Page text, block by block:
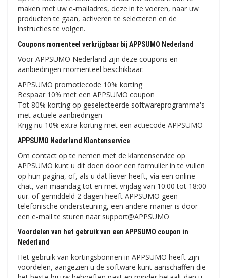
maken met uw e-mailadres, deze in te voeren, naar uw
producten te gaan, activeren te selecteren en de
instructies te volgen.
Coupons momenteel verkrijgbaar bij APPSUMO Nederland
Voor APPSUMO Nederland zijn deze coupons en
aanbiedingen momenteel beschikbaar:
APPSUMO promotiecode 10% korting
Bespaar 10% met een APPSUMO coupon
Tot 80% korting op geselecteerde softwareprogramma's
met actuele aanbiedingen
Krijg nu 10% extra korting met een actiecode APPSUMO
APPSUMO Nederland Klantenservice
Om contact op te nemen met de klantenservice op
APPSUMO kunt u dit doen door een formulier in te vullen
op hun pagina, of, als u dat liever heeft, via een online
chat, van maandag tot en met vrijdag van 10:00 tot 18:00
uur. of gemiddeld 2 dagen heeft APPSUMO geen
telefonische ondersteuning, een andere manier is door
een e-mail te sturen naar support@APPSUMO
Voordelen van het gebruik van een APPSUMO coupon in
Nederland
Het gebruik van kortingsbonnen in APPSUMO heeft zijn
voordelen, aangezien u de software kunt aanschaffen die